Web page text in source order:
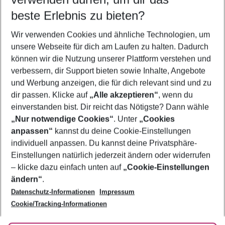
5-8 Nächte
2 Erwachsene Keine Kinder
Mehr Filter anzeigen
Footer
Footer navigation
Über uns
AGB
Bestpreisgarantie
Cookie-Einstellungen ändern
Cookie-Richtlinie
Agenturbetreuung
Barrierefreies Reisen
Folge uns
beste Erlebnis zu bieten?
Wir verwenden Cookies und ähnliche Technologien, um
unsere Webseite für dich am Laufen zu halten. Dadurch
können wir die Nutzung unserer Plattform verstehen und
verbessern, dir Support bieten sowie Inhalte, Angebote
und Werbung anzeigen, die für dich relevant sind und zu
dir passen. Klicke auf „Alle akzeptieren“, wenn du
einverstanden bist. Dir reicht das Nötigste? Dann wähle
„Nur notwendige Cookies“. Unter „Cookies
anpassen“ kannst du deine Cookie-Einstellungen
individuell anpassen. Du kannst deine Privatsphäre-
Einstellungen natürlich jederzeit ändern oder widerrufen
– klicke dazu einfach unten auf „Cookie-Einstellungen
ändern“.
Datenschutz-Informationen
Impressum
Cookie/Tracking-Informationen